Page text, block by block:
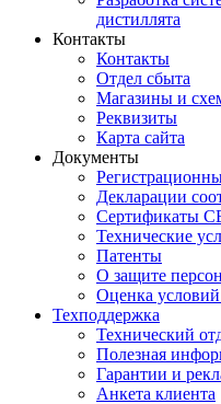
дистиллята
Контакты
Контакты
Отдел сбыта
Магазины и
Реквизиты
Карта сайта
Документы
Декларации
Сертификаты
Технические
Патенты
О защите
Оценка условий
Техподдержка
Технический
Полезная
Гарантии и
Анкета клиента